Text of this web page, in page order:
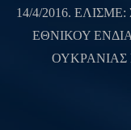
14/4/2016.
ΕΘΝΙΚΟΥ
ΟΥΚΡΑΝΙΑΣ